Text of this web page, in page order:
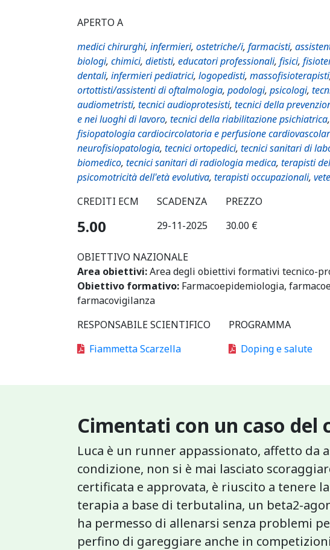
APERTO A
medici chirurghi, infermieri, ostetriche/i, farmacisti,
biologi, chimici, dietisti, educatori professionali, fisici,
dentali, infermieri pediatrici, logopedisti, massofisioterapisti
ortottisti/assistenti di oftalmologia, podologi, psicologi,
audiometristi, tecnici audioprotesisti, tecnici della
e nei luoghi di lavoro, tecnici della riabilitazione psichiatrica,
fisiopatologia cardiocircolatoria e perfusione
neurofisiopatologia, tecnici ortopedici, tecnici sanitari di
biomedico, tecnici sanitari di radiologia medica, terapisti
psicomotricità dell'età evolutiva, terapisti occupazionali,
CREDITI ECM
5.00
SCADENZA
29-11-2025
PREZZO
30.00 €
OBIETTIVO NAZIONALE
Area obiettivi:Area degli obiettivi formativi tecnico-
Obiettivo formativo: Farmacoepidemiologia,
farmacovigilanza
RESPONSABILE SCIENTIFICO
Fiammetta Scarzella
PROGRAMMA
Doping e salute
Cimentati con un caso del
Luca è un runner appassionato, affetto da
condizione, non si è mai lasciato
certificata e approvata, è riuscito a tenere
terapia a base di terbutalina, un beta2-
ha permesso di allenarsi senza problemi
perfino di gareggiare anche in